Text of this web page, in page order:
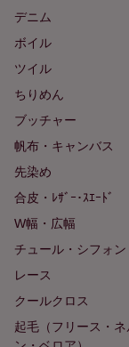
デニム
ボイル
ツイル
ちりめん
ブッチャー
帆布・キャンバス
先染め
合皮・ﾚｻﾞｰ･ｽｴｰﾄﾞ
W幅・広幅
チュール・シフォン
レース
クールクロス
起毛（フリース・